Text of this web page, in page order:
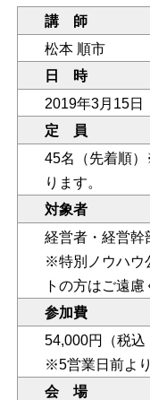
講 師
松本 順市
日 時
2019年3月15日
定 員
45名（先着順
ります。
対象者
経営者・経営幹
※特別ノウハウ
トの方はご遠慮
参加費
54,000円（税込
※5営業日前よ
会 場